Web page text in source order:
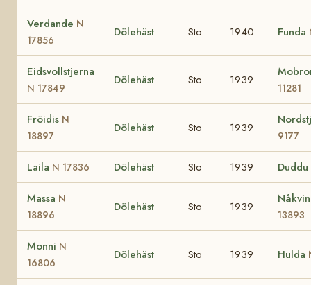
Verdande N
17856
Dölehäst Sto 1940 Funda
Eidsvollstjerna
N 17849
Dölehäst Sto 1939
11281
Fröidis N
18897
Dölehäst Sto 1939
9177
Laila N 17836 Dölehäst Sto 1939 Duddu
Massa N
18896
Dölehäst Sto 1939
13893
Monni N
16806
Dölehäst Sto 1939 Hulda